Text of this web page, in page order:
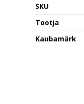
SKU
Tootja
Kaubamärk